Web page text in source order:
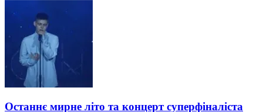
Останнє мирне літо та концерт суперфіналіста